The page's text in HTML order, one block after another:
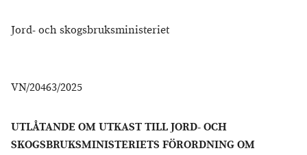
Jord- och skogsbruksministeriet
VN/20463/2025
UTLÅTANDE OM UTKAST TILL JORD- OCH
SKOGSBRUKSMINISTERIETS FÖRORDNING OM